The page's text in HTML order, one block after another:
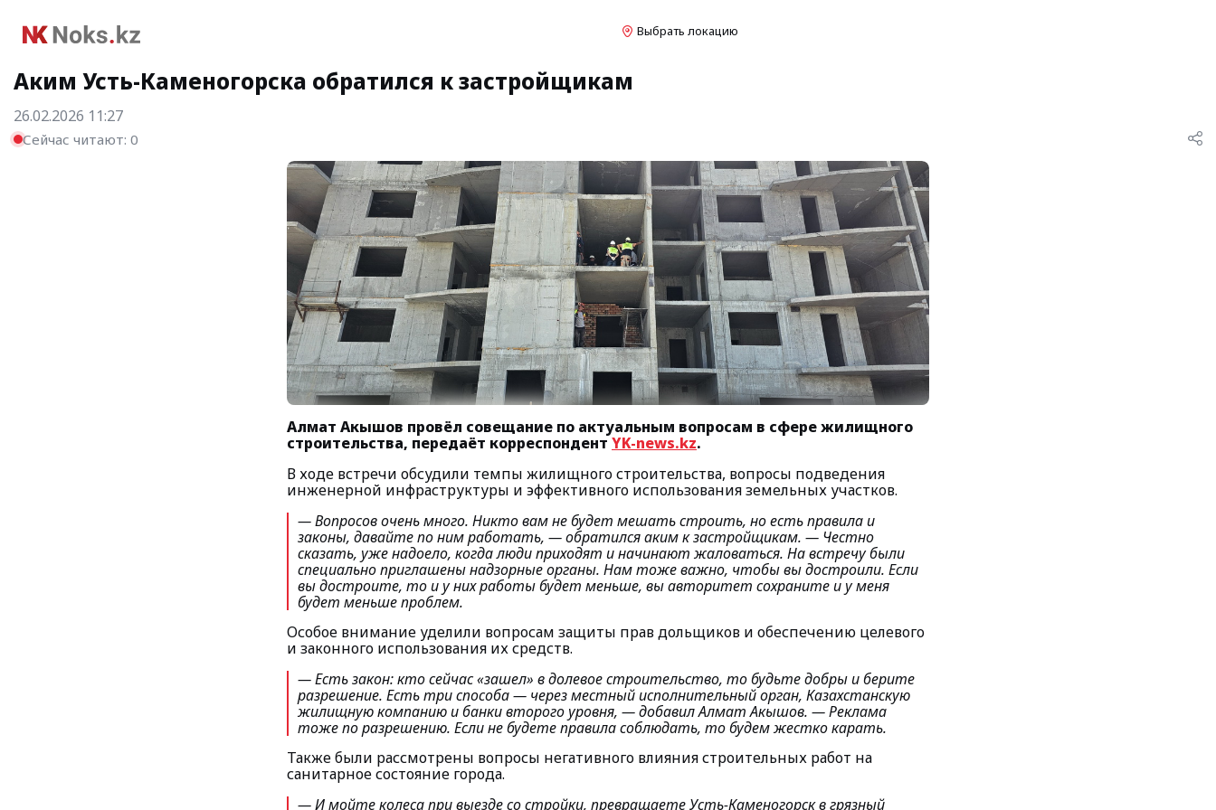
Выбрать локацию
Аким Усть-Каменогорска обратился к застройщикам
26.02.2026 11:27
Сейчас читают: 0
Алмат Акышов провёл совещание по актуальным вопросам в сфере жилищного
строительства, передаёт корреспондент YK-news.kz.
В ходе встречи обсудили темпы жилищного строительства, вопросы подведения
инженерной инфраструктуры и эффективного использования земельных участков.
— Вопросов очень много. Никто вам не будет мешать строить, но есть правила и
законы, давайте по ним работать, — обратился аким к застройщикам. — Честно
сказать, уже надоело, когда люди приходят и начинают жаловаться. На встречу были
специально приглашены надзорные органы. Нам тоже важно, чтобы вы достроили. Если
вы достроите, то и у них работы будет меньше, вы авторитет сохраните и у меня
будет меньше проблем.
Особое внимание уделили вопросам защиты прав дольщиков и обеспечению целевого
и законного использования их средств.
— Есть закон: кто сейчас «зашел» в долевое строительство, то будьте добры и берите
разрешение. Есть три способа — через местный исполнительный орган, Казахстанскую
жилищную компанию и банки второго уровня, — добавил Алмат Акышов. — Реклама
тоже по разрешению. Если не будете правила соблюдать, то будем жестко карать.
Также были рассмотрены вопросы негативного влияния строительных работ на
санитарное состояние города.
— И мойте колеса при выезде со стройки, превращаете Усть-Каменогорск в грязный